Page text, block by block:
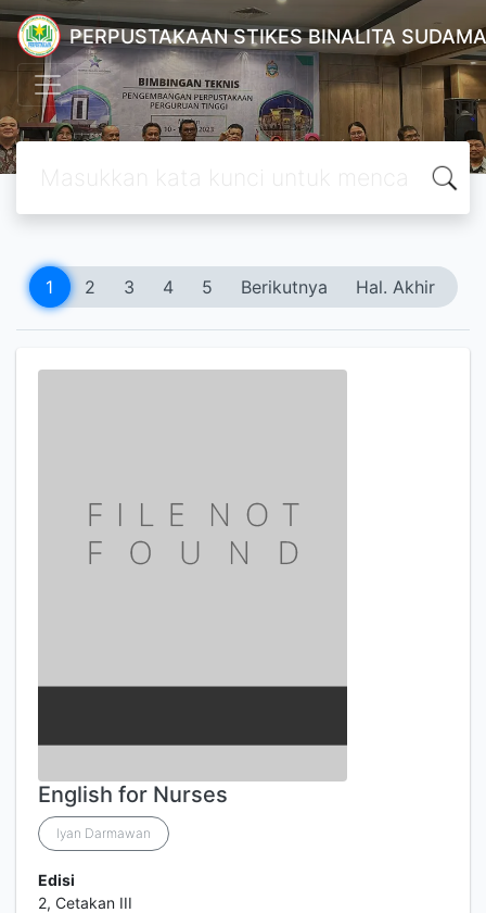
PERPUSTAKAAN STIKES BINALITA
1 2 3 4 5 Berikutnya Hal. Akhir
English for Nurses
Iyan Darmawan
Edisi
2, Cetakan III